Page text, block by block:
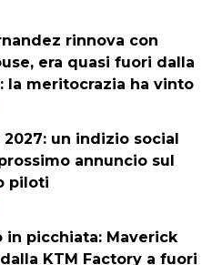
rinnova con
era quasi fuori dalla
la meritocrazia ha vinto
2027: un indizio social
annuncio sul
piloti
in picchiata: Maverick
KTM Factory a fuori